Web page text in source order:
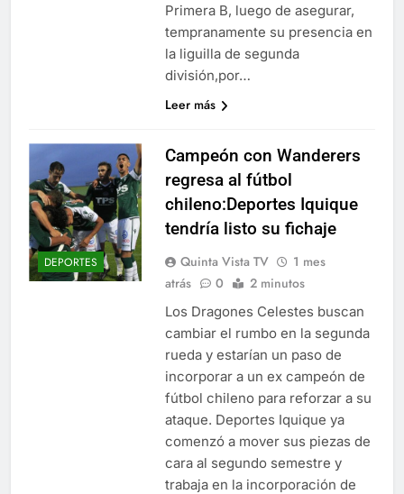
Primera B, luego de asegurar,
tempranamente su presencia en
la liguilla de segunda
división,por…
Leer más
DEPORTES
Campeón con Wanderers
regresa al fútbol
chileno:Deportes Iquique
tendría listo su fichaje
Quinta Vista TV
1 mes
atrás
0 2 minutos
Los Dragones Celestes buscan
cambiar el rumbo en la segunda
rueda y estarían un paso de
incorporar a un ex campeón de
fútbol chileno para reforzar a su
ataque. Deportes Iquique ya
comenzó a mover sus piezas de
cara al segundo semestre y
trabaja en la incorporación de